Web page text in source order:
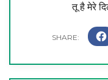
तू है मेरे